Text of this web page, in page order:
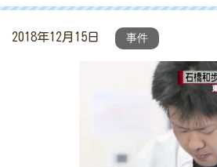
2018年12月15日 事件